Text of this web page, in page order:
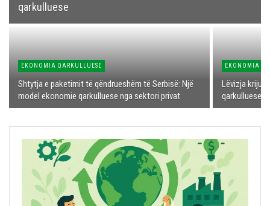
qarkulluese
EKONOMIA QARKULLUESE
Shtytja e paketimit të qëndrueshëm të Serbisë: Një
model ekonomie qarkulluese nga sektori privat
EKONOMIA
Lëvizja
qarkulluese